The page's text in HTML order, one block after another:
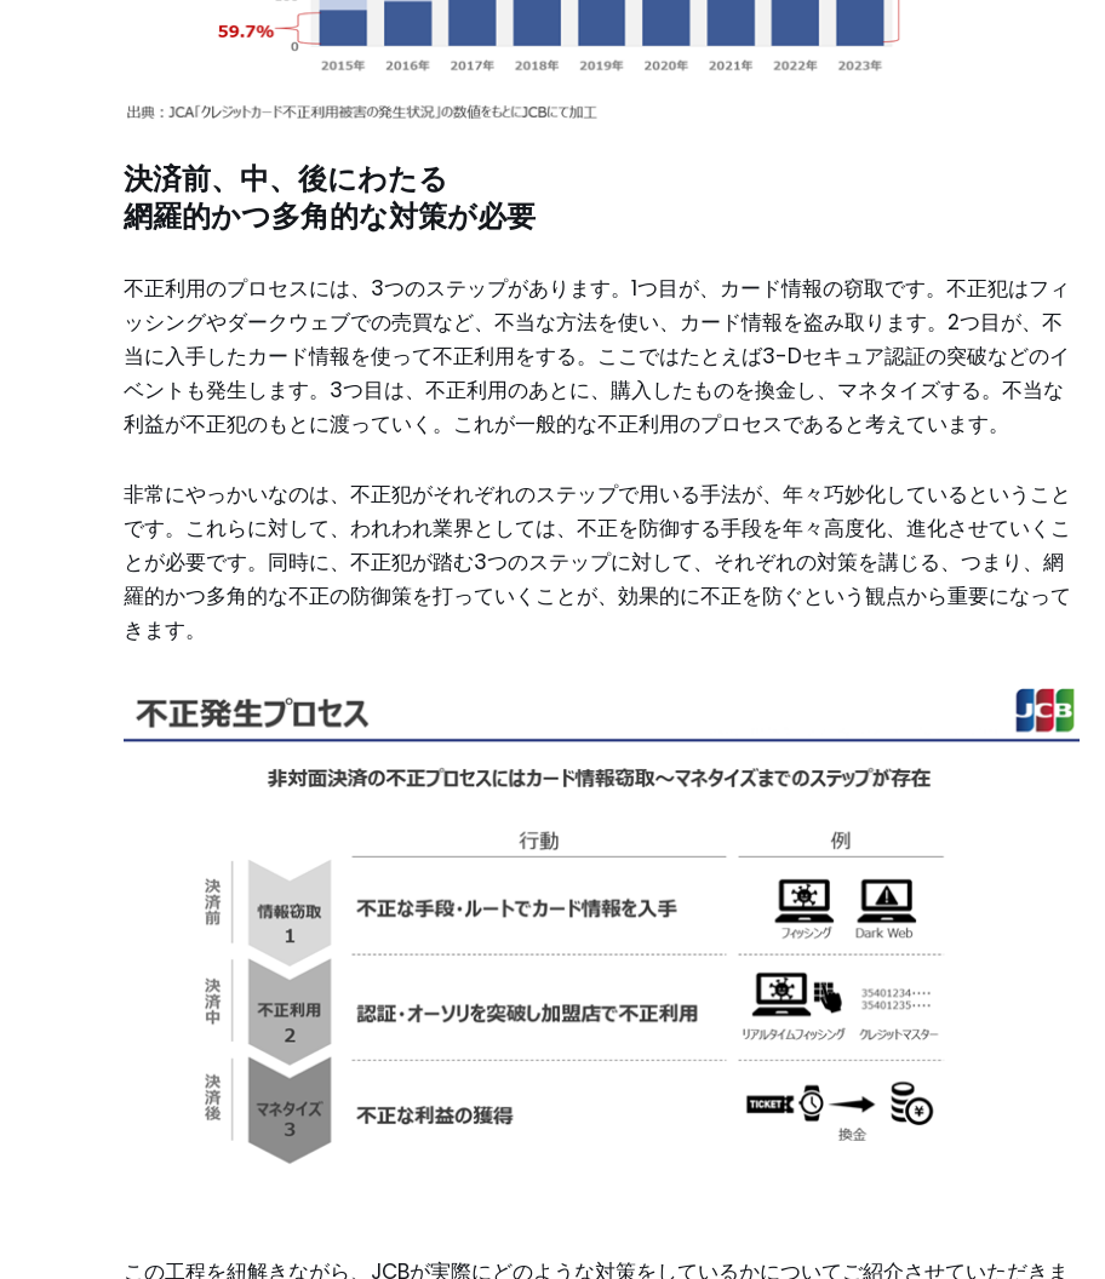
決済前、中、後にわたる
網羅的かつ多角的な対策が必要
不正利用のプロセスには、3つのステップがあります。1つ目が、カード情報の窃取です。不正犯はフィ
ッシングやダークウェブでの売買など、不当な方法を使い、カード情報を盗み取ります。2つ目が、不
当に入手したカード情報を使って不正利用をする。ここではたとえば3-Dセキュア認証の突破などのイ
ベントも発生します。3つ目は、不正利用のあとに、購入したものを換金し、マネタイズする。不当な
利益が不正犯のもとに渡っていく。これが一般的な不正利用のプロセスであると考えています。
非常にやっかいなのは、不正犯がそれぞれのステップで用いる手法が、年々巧妙化しているということ
です。これらに対して、われわれ業界としては、不正を防御する手段を年々高度化、進化させていくこ
とが必要です。同時に、不正犯が踏む3つのステップに対して、それぞれの対策を講じる、つまり、網
羅的かつ多角的な不正の防御策を打っていくことが、効果的に不正を防ぐという観点から重要になって
きます。
この工程を紐解きながら、JCBが実際にどのような対策をしているかについてご紹介させていただきま